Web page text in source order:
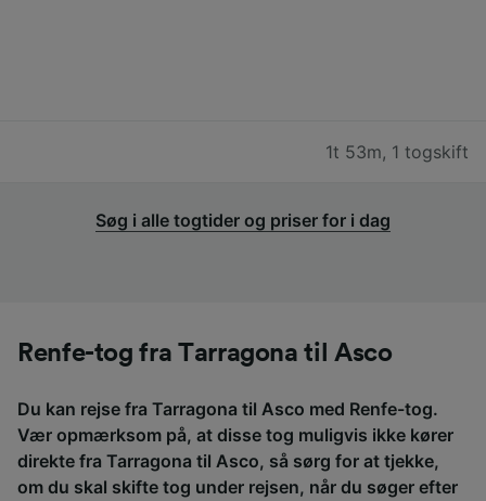
1t 53m, 1 togskift
Søg i alle togtider og priser for i dag
Renfe-tog fra Tarragona til Asco
Du kan rejse fra Tarragona til Asco med Renfe-tog.
Vær opmærksom på, at disse tog muligvis ikke kører
direkte fra Tarragona til Asco, så sørg for at tjekke,
om du skal skifte tog under rejsen, når du søger efter